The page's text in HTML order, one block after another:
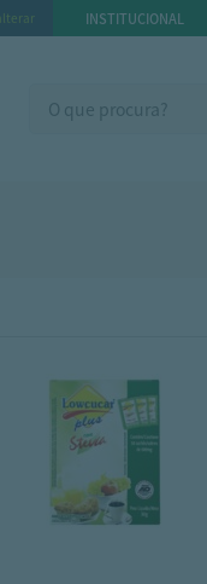
alterar INSTITUCIONAL